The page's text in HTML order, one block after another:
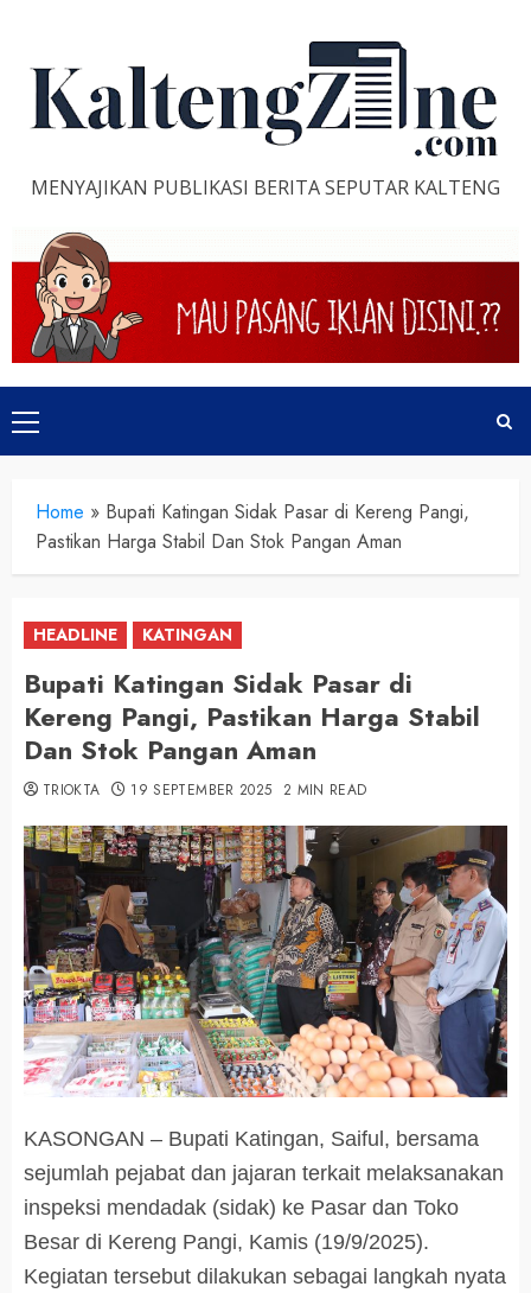
content
MENYAJIKAN PUBLIKASI BERITA SEPUTAR KALTENG
Primary
Menu
Home » Bupati Katingan Sidak Pasar di Kereng Pangi,
Pastikan Harga Stabil Dan Stok Pangan Aman
HEADLINE KATINGAN
Bupati Katingan Sidak Pasar di
Kereng Pangi, Pastikan Harga Stabil
Dan Stok Pangan Aman
TRIOKTA 19 SEPTEMBER 2025 2 MIN READ
KASONGAN – Bupati Katingan, Saiful, bersama
sejumlah pejabat dan jajaran terkait melaksanakan
inspeksi mendadak (sidak) ke Pasar dan Toko
Besar di Kereng Pangi, Kamis (19/9/2025).
Kegiatan tersebut dilakukan sebagai langkah nyata